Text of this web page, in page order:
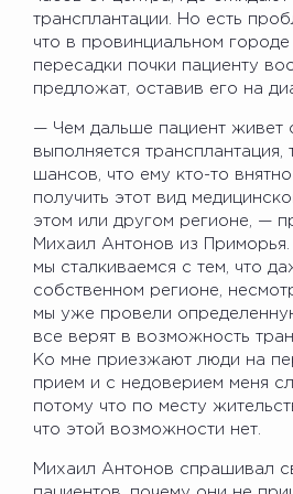
трансплантации. Но есть
что в провинциальном городе
пересадки почки пациенту
предложат, оставив его на
— Чем дальше пациент живет
выполняется трансплантация,
шансов, что ему кто-то
получить этот вид
этом или другом регионе, —
Михаил Антонов из
мы сталкиваемся с тем, что
собственном регионе,
мы уже провели
все верят в возможность
Ко мне приезжают люди на
прием и с недоверием меня
потому что по месту
что этой возможности нет.
Михаил Антонов спрашивал